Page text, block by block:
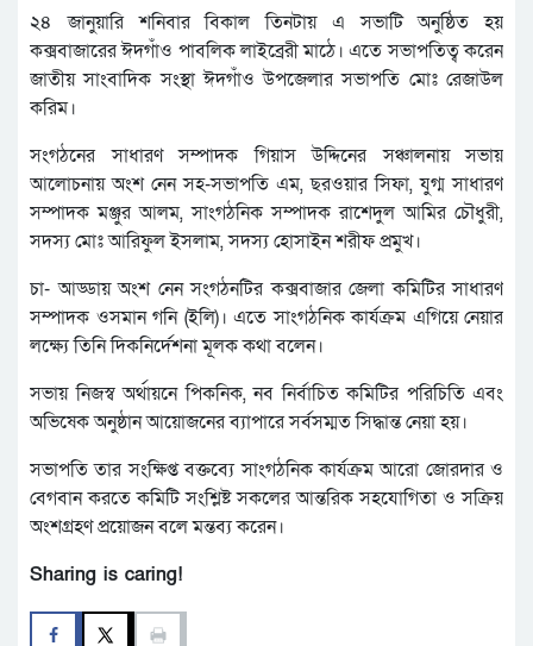
২৪ জানুয়ারি শনিবার বিকাল তিনটায় এ সভাটি অনুষ্ঠিত হয়
কক্সবাজারের ঈদগাঁও পাবলিক লাইব্রেরী মাঠে। এতে সভাপতিত্ব করেন
জাতীয় সাংবাদিক সংস্থা ঈদগাঁও উপজেলার সভাপতি মোঃ রেজাউল
করিম।
সংগঠনের সাধারণ সম্পাদক গিয়াস উদ্দিনের সঞ্চালনায় সভায়
আলোচনায় অংশ নেন সহ-সভাপতি এম, ছরওয়ার সিফা, যুগ্ম সাধারণ
সম্পাদক মঞ্জুর আলম, সাংগঠনিক সম্পাদক রাশেদুল আমির চৌধুরী,
সদস্য মোঃ আরিফুল ইসলাম, সদস্য হোসাইন শরীফ প্রমুখ।
চা- আড্ডায় অংশ নেন সংগঠনটির কক্সবাজার জেলা কমিটির সাধারণ
সম্পাদক ওসমান গনি (ইলি)। এতে সাংগঠনিক কার্যক্রম এগিয়ে নেয়ার
লক্ষ্যে তিনি দিকনির্দেশনা মূলক কথা বলেন।
সভায় নিজস্ব অর্থায়নে পিকনিক, নব নির্বাচিত কমিটির পরিচিতি এবং
অভিষেক অনুষ্ঠান আয়োজনের ব্যাপারে সর্বসম্মত সিদ্ধান্ত নেয়া হয়।
সভাপতি তার সংক্ষিপ্ত বক্তব্যে সাংগঠনিক কার্যক্রম আরো জোরদার ও
বেগবান করতে কমিটি সংশ্লিষ্ট সকলের আন্তরিক সহযোগিতা ও সক্রিয়
অংশগ্রহণ প্রয়োজন বলে মন্তব্য করেন।
Sharing is caring!